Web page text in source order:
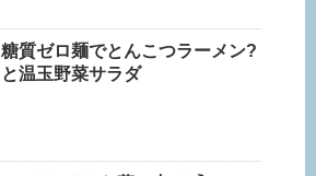
糖質ゼロ麺でとんこつラーメン?
と温玉野菜サラダ